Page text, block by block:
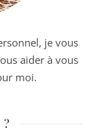
je vous
aider à vous
moi.